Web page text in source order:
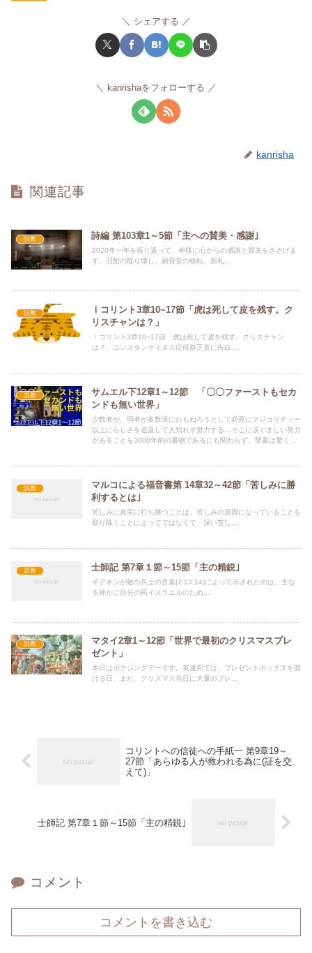
シェアする
kanrishaをフォローする
kanrisha
関連記事
説教 詩編 第103章1～5節「主への賛美・感謝｣
2020年一年を振り返って、神様に心からの感謝と賛美をささげま
す。旧館の取り壊し、納骨堂の移転、新礼...
説教
Ⅰコリント3章10~17節「虎は死して皮を残す。ク
リスチャンは？」
Ⅰコリント3章10~17節「虎は死して皮を残す。クリスチャン
は？」コンスタンティヌス症候群正直に告白...
説教
サムエル下12章1～12節 「〇〇ファーストもセカ
ンドも無い世界」
少数者が、弱者が多数派におもねろうとして必死にマジョリティー
以上にらしさを追及して人知れず努力する…そこに涙ぐましい努力
があることを3000年前の書物であるにも関わらず、聖書は驚くべ
説教
マルコによる福音書第 14章32～42節「苦しみに勝
利するとは｣
苦しみに真実に打ち勝つことは、苦しみの原因になっていることを
取り除くことによってではなくて、深い苦し...
説教 士師記 第7章１節～15節「主の精鋭｣
ギデオンが敵の兵士の言葉(7:13,14)によって示されたのは、主な
る神がご自分の民イスラエルのため...
説教
マタイ2章1～12節「世界で最初のクリスマスプレ
ゼント」
本日はボクシングデーです。英連邦では、プレゼントボックスを開
ける日、また、クリスマス当日に大量のプレ...
コリントへの信徒への手紙一 第9章19～
27節「あらゆる人が救われる為に(証を交
えて)」
士師記 第7章１節～15節「主の精鋭｣
コメント
コメントを書き込む